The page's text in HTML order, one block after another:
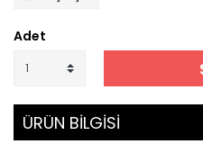
Adet
ÜRÜN BİLGİSİ